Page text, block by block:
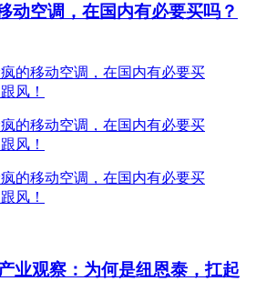
动空调，在国内有必要买吗？
业观察：为何是纽恩泰，扛起